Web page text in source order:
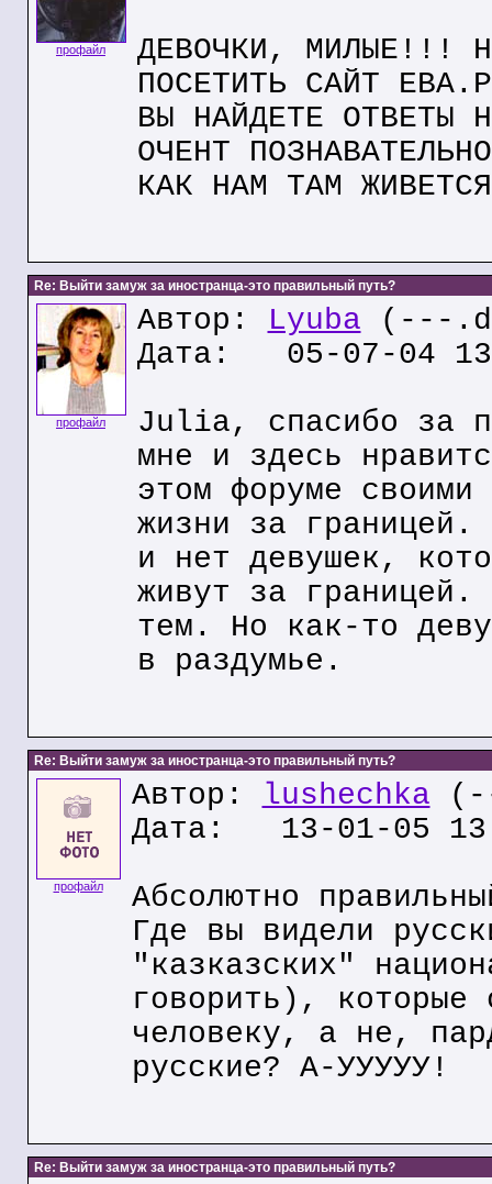
профайл
ДЕВОЧКИ, МИЛЫЕ!!!
ПОСЕТИТЬ САЙТ
ВЫ НАЙДЕТЕ ОТВЕТЫ
ОЧЕНТ
КАК НАМ ТАМ
Re: Выйти замуж за иностранца-это правильный путь?
профайл
Автор: Lyuba (---
Дата: 05-07-04
Julia, спасибо за
мне и здесь
этом форуме своими
жизни за границей.
и нет девушек,
живут за
тем. Но как-то
в раздумье.
Re: Выйти замуж за иностранца-это правильный путь?
профайл
Автор: lushechka
Дата: 13-01-05
Абсолютно
Где вы видели
"казказских"
говорить), которые
человеку, а не,
русские? А-УУУУУ!
Re: Выйти замуж за иностранца-это правильный путь?